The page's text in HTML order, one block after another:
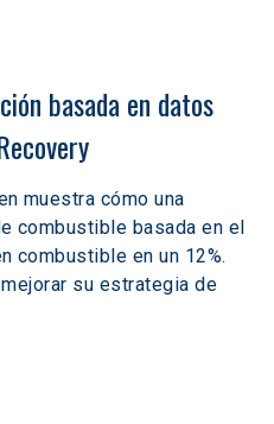
basada en datos
muestra cómo una
combustible basada en el
combustible en un 12%.
su estrategia de